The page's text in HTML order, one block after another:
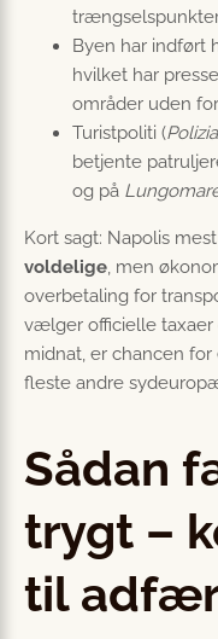
Byen har indført
hvilket har
områder uden
Turistpoliti (
betjente
og på
Kort sagt: Napolis
voldelige, men
overbetaling for
vælger officielle
midnat, er chancen
fleste andre
Sådan
trygt –
til